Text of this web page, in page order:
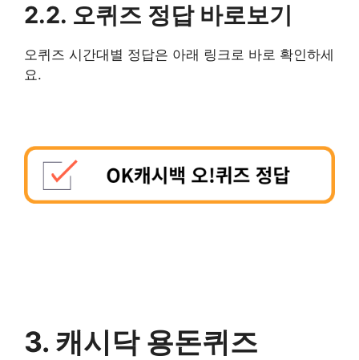
2.2. 오퀴즈 정답 바로보기
오퀴즈 시간대별 정답은 아래 링크로 바로 확인하세
요.
3. 캐시닥 용돈퀴즈